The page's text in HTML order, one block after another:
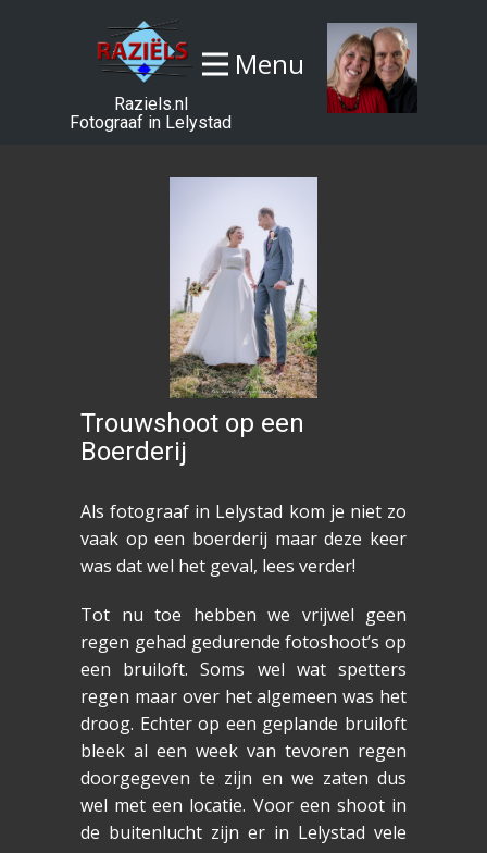
Menu
Raziels.nl
Fotograaf in Lelystad
Trouwshoot op een
Boerderij
Als fotograaf in Lelystad kom je niet zo
vaak op een boerderij maar deze keer
was dat wel het geval, lees verder!
Tot nu toe hebben we vrijwel geen
regen gehad gedurende fotoshoot’s op
een bruiloft. Soms wel wat spetters
regen maar over het algemeen was het
droog. Echter op een geplande bruiloft
bleek al een week van tevoren regen
doorgegeven te zijn en we zaten dus
wel met een locatie. Voor een shoot in
de buitenlucht zijn er in Lelystad vele